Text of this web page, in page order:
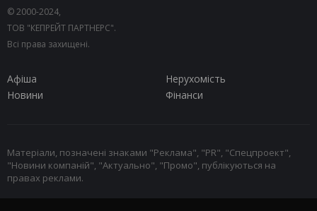
© 2000-2024,
ТОВ "КЕПРЕЙТ ПАРТНЕРС".
Всі права захищені.
Афіша
Нерухомість
Новини
Фінанси
Матеріали, позначені знаками "Реклама", "PR", "Спецпроект",
"Новини компаній", "Актуально", "Промо", публікуються на
правах реклами.